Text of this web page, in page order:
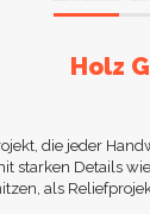
Holz
die jeder
starken Details
als